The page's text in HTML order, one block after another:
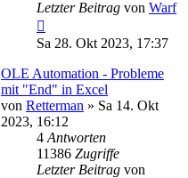
Letzter Beitrag von Warf
Sa 28. Okt 2023, 17:37
OLE Automation - Probleme
mit "End" in Excel
von Retterman » Sa 14. Okt
2023, 16:12
4 Antworten
11386 Zugriffe
Letzter Beitrag von